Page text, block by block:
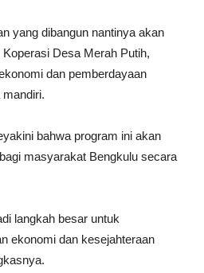
yang dibangun nantinya akan
Desa Merah Putih,
dan pemberdayaan
bahwa program ini akan
masyarakat Bengkulu secara
langkah besar untuk
ekonomi dan kesejahteraan